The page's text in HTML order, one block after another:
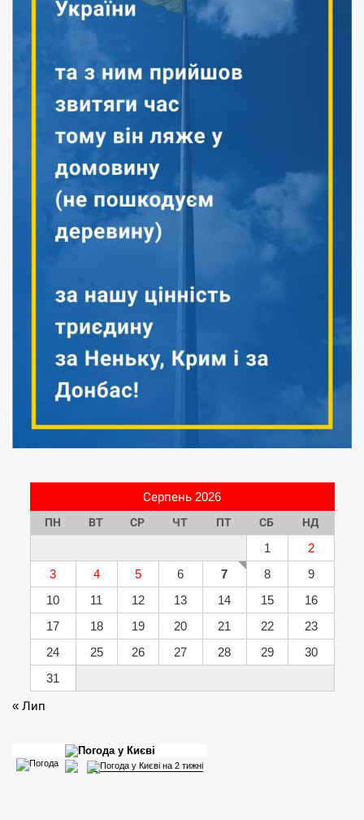
Серпень 2026
ПН ВТ СР ЧТ ПТ СБ НД
1
2
3
4 5 6 7 8
9
10
11 12 13 14 15
16
17
18 19 20 21 22
23
24
25 26 27 28 29
30
31
« Лип